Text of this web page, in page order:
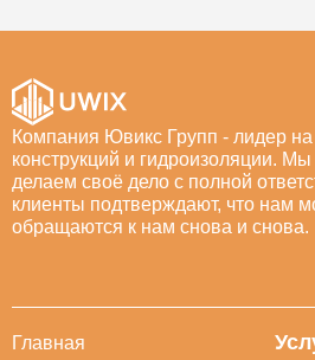
Компания Ювикс Групп - лидер
конструкций и гидроизоляции.
делаем своё дело с полной
клиенты подтверждают, что нам
обращаются к нам снова и снова.
Главная